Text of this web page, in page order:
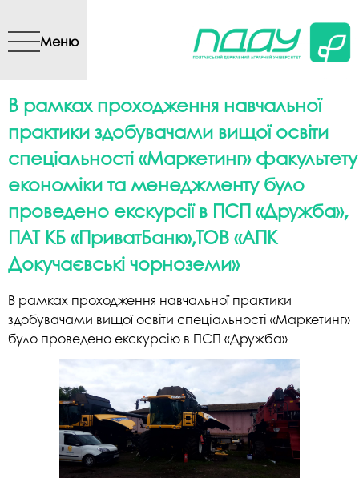
вмісту
Меню
В рамках проходження навчальної
практики здобувачами вищої освіти
спеціальності «Маркетинг» факультету
економіки та менеджменту було
проведено екскурсії в ПСП «Дружба»,
ПАТ КБ «ПриватБанк»,ТОВ «АПК
Докучаєвські чорноземи»
В рамках проходження навчальної практики
здобувачами вищої освіти спеціальності «Маркетинг»
було проведено екскурсію в ПСП «Дружба»